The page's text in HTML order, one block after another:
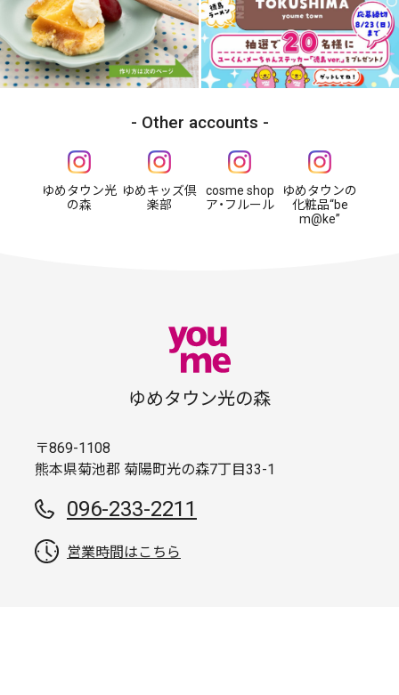
Other accounts
ゆめタウン光
の森
ゆめキッズ倶
楽部
cosme shop
ア・フルール
ゆめタウンの
化粧品“be
m@ke”
ゆめタウン光の森
〒869-1108
熊本県菊池郡 菊陽町光の森7丁目33-1
096-233-2211
営業時間はこちら